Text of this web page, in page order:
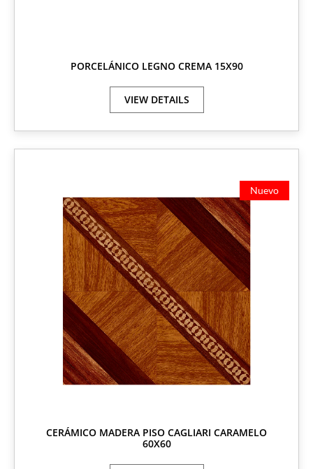
PORCELÁNICO LEGNO CREMA 15X90
VIEW DETAILS
Nuevo
CERÁMICO MADERA PISO CAGLIARI CARAMELO
60X60